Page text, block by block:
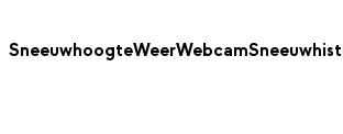
SneeuwhoogteWeerWebcam